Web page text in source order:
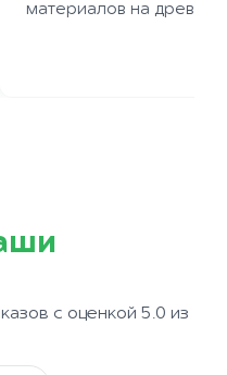
материалов на
с оценкой 5.0 из